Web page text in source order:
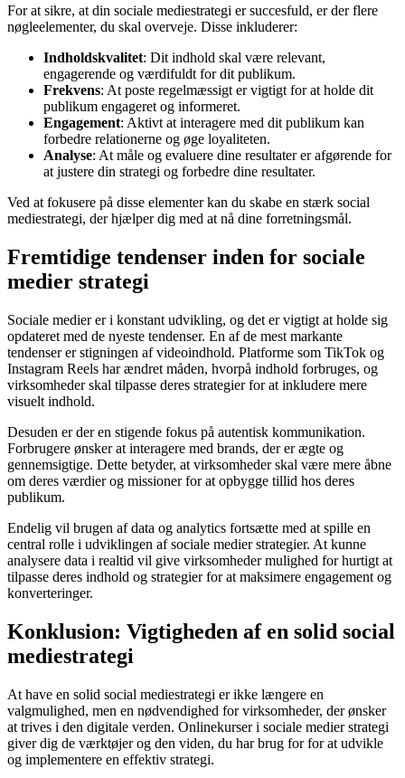
For at sikre, at din sociale mediestrategi er succesfuld, er der flere
nøgleelementer, du skal overveje. Disse inkluderer:
Indholdskvalitet: Dit indhold skal være relevant,
engagerende og værdifuldt for dit publikum.
Frekvens: At poste regelmæssigt er vigtigt for at holde dit
publikum engageret og informeret.
Engagement: Aktivt at interagere med dit publikum kan
forbedre relationerne og øge loyaliteten.
Analyse: At måle og evaluere dine resultater er afgørende for
at justere din strategi og forbedre dine resultater.
Ved at fokusere på disse elementer kan du skabe en stærk social
mediestrategi, der hjælper dig med at nå dine forretningsmål.
Fremtidige tendenser inden for sociale
medier strategi
Sociale medier er i konstant udvikling, og det er vigtigt at holde sig
opdateret med de nyeste tendenser. En af de mest markante
tendenser er stigningen af videoindhold. Platforme som TikTok og
Instagram Reels har ændret måden, hvorpå indhold forbruges, og
virksomheder skal tilpasse deres strategier for at inkludere mere
visuelt indhold.
Desuden er der en stigende fokus på autentisk kommunikation.
Forbrugere ønsker at interagere med brands, der er ægte og
gennemsigtige. Dette betyder, at virksomheder skal være mere åbne
om deres værdier og missioner for at opbygge tillid hos deres
publikum.
Endelig vil brugen af data og analytics fortsætte med at spille en
central rolle i udviklingen af sociale medier strategier. At kunne
analysere data i realtid vil give virksomheder mulighed for hurtigt at
tilpasse deres indhold og strategier for at maksimere engagement og
konverteringer.
Konklusion: Vigtigheden af en solid social
mediestrategi
At have en solid social mediestrategi er ikke længere en
valgmulighed, men en nødvendighed for virksomheder, der ønsker
at trives i den digitale verden. Onlinekurser i sociale medier strategi
giver dig de værktøjer og den viden, du har brug for for at udvikle
og implementere en effektiv strategi.